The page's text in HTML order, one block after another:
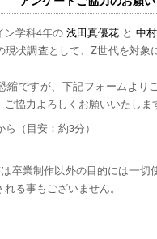
ン学科4年の 浅田真優花と 中
現状調査として、Z世代を対象
縮ですが、下記フォームより
協力よろしくお願いいたしま
（目安：約3分）
卒業制作以外の目的には一切
る事もございません。